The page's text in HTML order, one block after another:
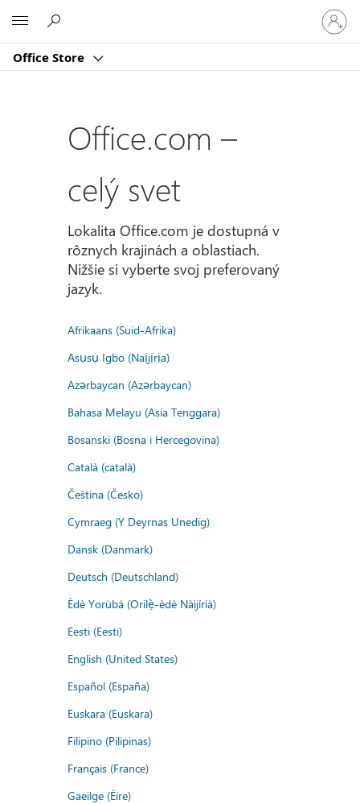
Office Store
sa
k
kontu
Office.com –
celý svet
Lokalita Office.com je dostupná v
rôznych krajinách a oblastiach.
Nižšie si vyberte svoj preferovaný
jazyk.
Afrikaans (Suid-Afrika)
Asụsụ Igbo (Naịjịrịa)
Azərbaycan (Azərbaycan)
Bahasa Melayu (Asia Tenggara)
Bosanski (Bosna i Hercegovina)
Català (català)
Čeština (Česko)
Cymraeg (Y Deyrnas Unedig)
Dansk (Danmark)
Deutsch (Deutschland)
Èdè Yorùbá (Orilẹ̀-èdè Nàìjíríà)
Eesti (Eesti)
English (United States)
Español (España)
Euskara (Euskara)
Filipino (Pilipinas)
Français (France)
Gaeilge (Éire)